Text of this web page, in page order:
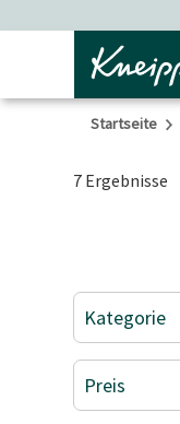
Startseite
7 Ergebnisse
Kategorie
Preis